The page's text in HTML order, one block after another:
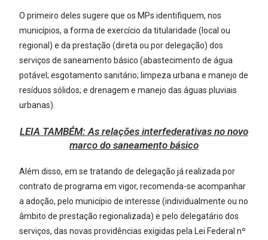
O primeiro deles sugere que os MPs identifiquem, nos
municípios, a forma de exercício da titularidade (local ou
regional) e da prestação (direta ou por delegação) dos
serviços de saneamento básico (abastecimento de água
potável; esgotamento sanitário; limpeza urbana e manejo de
resíduos sólidos; e drenagem e manejo das águas pluviais
urbanas).
LEIA TAMBÉM: As relações interfederativas no novo
marco do saneamento básico
Além disso, em se tratando de delegação já realizada por
contrato de programa em vigor, recomenda-se acompanhar
a adoção, pelo município de interesse (individualmente ou no
âmbito de prestação regionalizada) e pelo delegatário dos
serviços, das novas providências exigidas pela Lei Federal nº